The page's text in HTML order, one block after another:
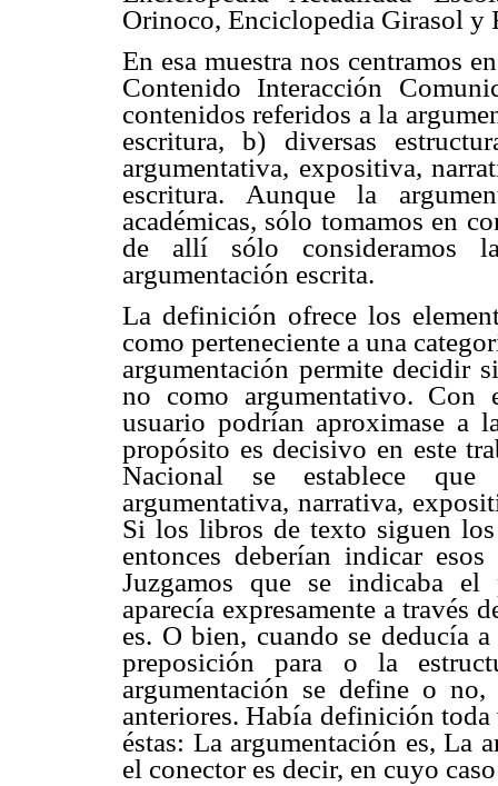
Orinoco, Enciclopedia Girasol y
En esa muestra nos centramos
Contenido Interacción
contenidos referidos a la
escritura, b) diversas
argumentativa, expositiva,
escritura. Aunque la
académicas, sólo tomamos en
de allí sólo consideramos
argumentación escrita.
La definición ofrece los
como perteneciente a una
argumentación permite decidir
no como argumentativo. Con
usuario podrían aproximase a
propósito es decisivo en este
Nacional se establece que
argumentativa, narrativa,
Si los libros de texto siguen
entonces deberían indicar
Juzgamos que se indicaba el
aparecía expresamente a través
es. O bien, cuando se deducía
preposición para o la
argumentación se define o no,
anteriores. Había definición toda
éstas: La argumentación es, La
el conector es decir, en cuyo